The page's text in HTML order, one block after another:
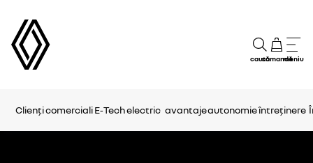
cautăcomandămeniu
Clienți comerciali E‑Tech electric avantajeautonomieîntreținere